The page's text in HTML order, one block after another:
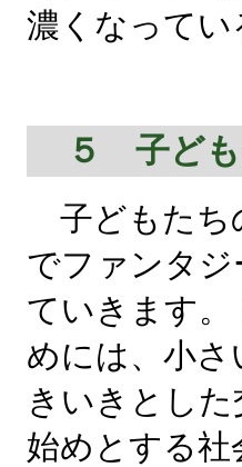
濃くなってい
５ 子ども
子どもたち
でファンタ
ていきます
めには、小
きいきとし
始めとする